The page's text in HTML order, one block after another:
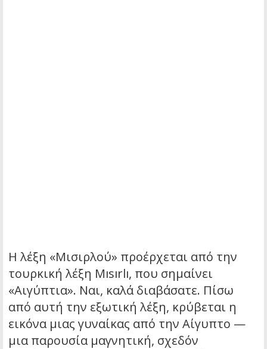
Η λέξη «Μισιρλού» προέρχεται από την
τουρκική λέξη Mısırlı, που σημαίνει
«Αιγύπτια». Ναι, καλά διαβάσατε. Πίσω
από αυτή την εξωτική λέξη, κρύβεται η
εικόνα μιας γυναίκας από την Αίγυπτο —
μια παρουσία μαγνητική, σχεδόν